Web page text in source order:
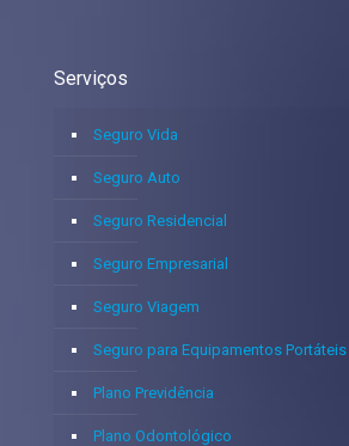
Serviços
Seguro Vida
Seguro Auto
Seguro Residencial
Seguro Empresarial
Seguro Viagem
Seguro para Equipamentos Portáteis
Plano Previdência
Plano Odontológico